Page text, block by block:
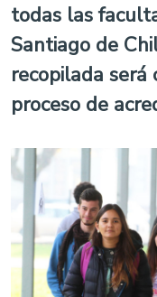
todas las
Santiago de
recopilada
proceso de